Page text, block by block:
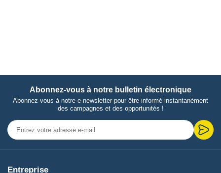
Abonnez-vous à notre bulletin électronique
Abonnez-vous à notre e-newsletter pour être informé instantanément
des campagnes et des opportunités !
Entreprise